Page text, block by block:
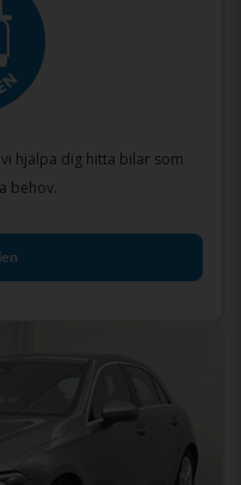
hjälpa dig hitta bilar som
behov.